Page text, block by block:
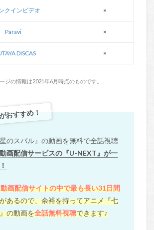
クインビデオ ×
Paravi ×
DISCAS ×
ジの情報は2021年6月時点のものです。
おすすめ！
のスバル』の動画を無料で全話視聴
動画配信サービスの『U-NEXT』が一
動画配信サイトの中で最も長い31日間
あるので、余裕を持ってアニメ『七
の動画を全話無料視聴できます♪